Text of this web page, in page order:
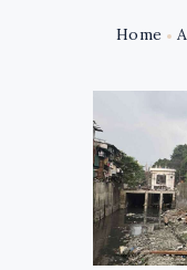
Home